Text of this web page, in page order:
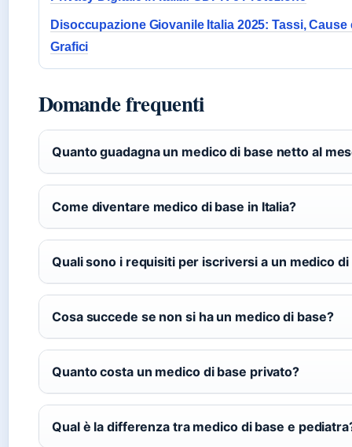
Disoccupazione Giovanile Italia 2025: Tassi, Cause
Grafici
Domande frequenti
Quanto guadagna un medico di base netto al
Come diventare medico di base in Italia?
Quali sono i requisiti per iscriversi a un medico di
Cosa succede se non si ha un medico di base?
Quanto costa un medico di base privato?
Qual è la differenza tra medico di base e